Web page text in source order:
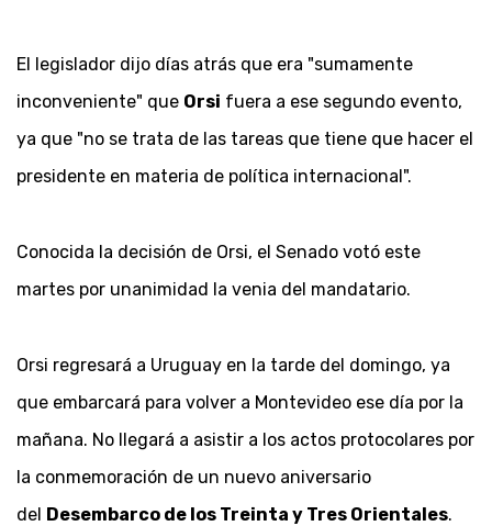
El legislador dijo días atrás que era "sumamente
inconveniente" que Orsi fuera a ese segundo evento,
ya que "no se trata de las tareas que tiene que hacer el
presidente en materia de política internacional".
Conocida la decisión de Orsi, el Senado votó este
martes por unanimidad la venia del mandatario.
Orsi regresará a Uruguay en la tarde del domingo, ya
que embarcará para volver a Montevideo ese día por la
mañana. No llegará a asistir a los actos protocolares por
la conmemoración de un nuevo aniversario
del Desembarco de los Treinta y Tres Orientales.